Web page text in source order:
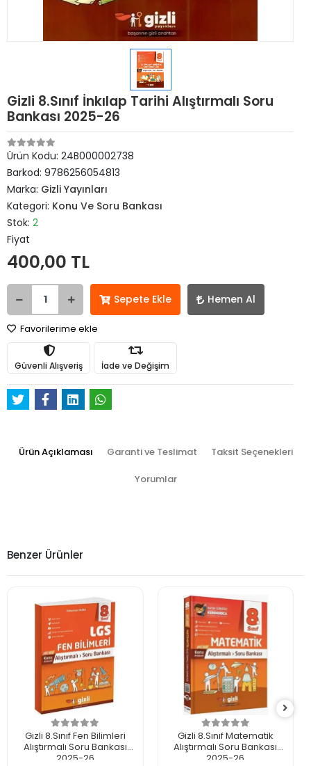
Gizli 8.Sınıf İnkılap Tarihi Alıştırmalı Soru
Bankası 2025-26
Ürün Kodu: 24B000002738
Barkod: 9786256054813
Marka: Gizli Yayınları
Kategori: Konu Ve Soru Bankası
Stok: 2
Fiyat
400,00 TL
Sepete Ekle Hemen Al
Favorilerime ekle
Güvenli Alışveriş İade ve Değişim
Ürün Açıklaması Garanti ve Teslimat Taksit Seçenekleri
Yorumlar
Benzer Ürünler
Gizli 8.Sınıf Fen Bilimleri
Alıştırmalı Soru Bankası
2025-26
Gizli 8.Sınıf Matematik
Alıştırmalı Soru Bankası
2025-26